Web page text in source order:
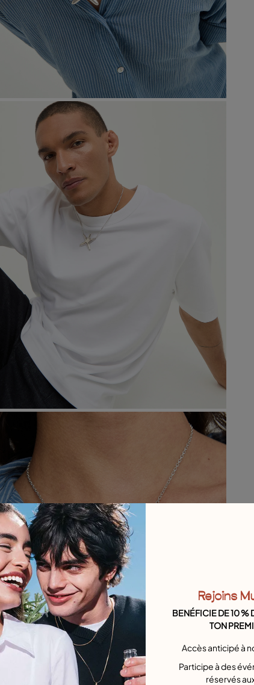
Rejoins
BENÉFICIE DE 10 %
TON
Accès anticipé à
Participe à des
réservés